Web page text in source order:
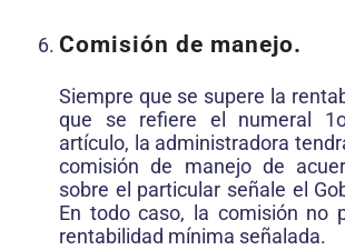
Comisión de manejo.
Siempre que se supere la
que se refiere el numeral
artículo, la administradora
comisión de manejo de
sobre el particular señale el
En todo caso, la comisión no
rentabilidad mínima señalada.